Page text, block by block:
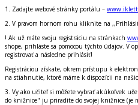
1. Zadajte webové stránky portálu –
2. V pravom hornom rohu kliknite na ,,
! Ak už máte svoju registráciu na stránkach
shope, prihláste sa pomocou týchto údajov. V
registrovať a následne prihlásiť!
Registráciou získate, okrem prístupu k
na stiahnutie, ktoré máme k dispozícii na
3. Vy ako učiteľ si môžete vybrať akúkoľvek
do knižnice" ju priradíte do svojej knižnice (je